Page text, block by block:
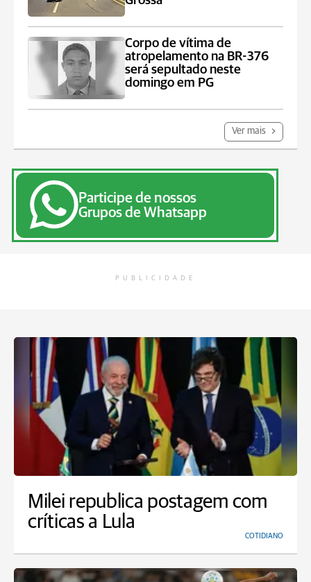
Corpo de vítima de
atropelamento na BR-376
será sepultado neste
domingo em PG
Ver mais
Participe de nossos
Grupos de Whatsapp
PUBLICIDADE
Milei republica postagem com
críticas a Lula
COTIDIANO